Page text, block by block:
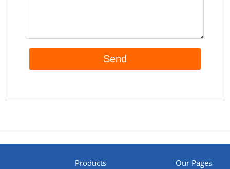
Products Our Pages